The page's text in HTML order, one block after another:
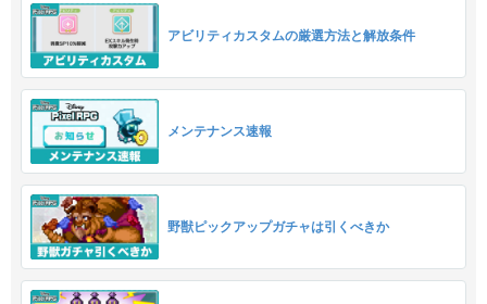
アビリティカスタムの厳選方法と解放条件
メンテナンス速報
野獣ピックアップガチャは引くべきか